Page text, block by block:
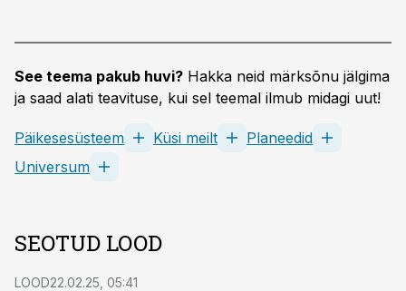
See teema pakub huvi? Hakka neid märksõnu jälgima
ja saad alati teavituse, kui sel teemal ilmub midagi uut!
Päikesesüsteem Küsi meilt
Planeedid
Universum
SEOTUD LOOD
LOOD22.02.25, 05:41